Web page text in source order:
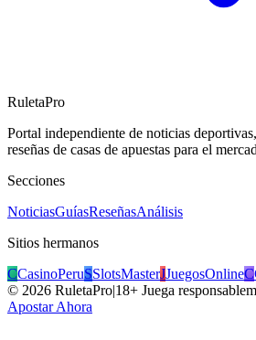
RuletaPro
Portal independiente de noticias
reseñas de casas de apuestas para el
Secciones
NoticiasGuíasReseñasAnálisis
Sitios hermanos
CCasinoPeruSSlotsMasterJJuegosOnlineC
© 2026 RuletaPro|18+ Juega
Apostar Ahora